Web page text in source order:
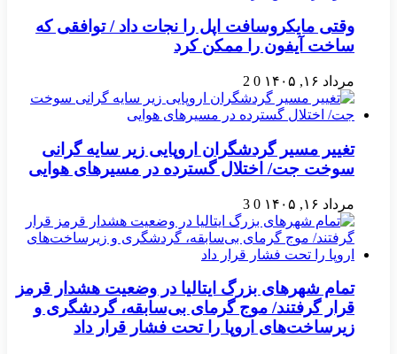
وقتی مایکروسافت اپل را نجات داد / توافقی که
ساخت آیفون را ممکن کرد
مرداد ۱۶, ۱۴۰۵ 0
2
تغییر مسیر گردشگران اروپایی زیر سایه گرانی
سوخت جت/ اختلال گسترده در مسیرهای هوایی
مرداد ۱۶, ۱۴۰۵ 0
3
تمام شهرهای بزرگ ایتالیا در وضعیت هشدار قرمز
قرار گرفتند/ موج گرمای بی‌سابقه، گردشگری و
زیرساخت‌های اروپا را تحت فشار قرار داد